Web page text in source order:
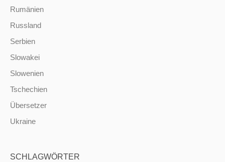
Rumänien
Russland
Serbien
Slowakei
Slowenien
Tschechien
Übersetzer
Ukraine
SCHLAGWÖRTER